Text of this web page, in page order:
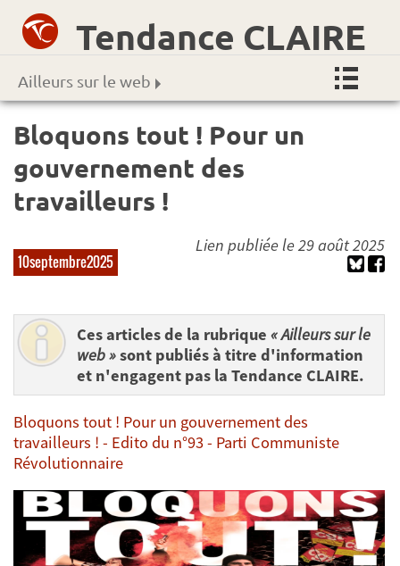
Tendance CLAIRE
Ailleurs sur le web
Bloquons tout ! Pour un
gouvernement des
travailleurs !
10septembre2025
Lien publiée le 29 août 2025
Ces articles de la rubrique « Ailleurs sur le
web »sont publiés à titre d'information
et n'engagent pas la Tendance CLAIRE.
Bloquons tout ! Pour un gouvernement des
travailleurs ! - Edito du n°93 - Parti Communiste
Révolutionnaire